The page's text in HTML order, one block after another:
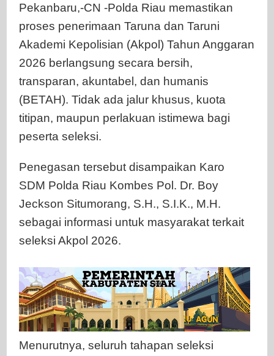
Peserta
Pekanbaru,-CN -Polda Riau memastikan
proses penerimaan Taruna dan Taruni
Akademi Kepolisian (Akpol) Tahun Anggaran
2026 berlangsung secara bersih,
transparan, akuntabel, dan humanis
(BETAH). Tidak ada jalur khusus, kuota
titipan, maupun perlakuan istimewa bagi
peserta seleksi.
Penegasan tersebut disampaikan Karo
SDM Polda Riau Kombes Pol. Dr. Boy
Jeckson Situmorang, S.H., S.I.K., M.H.
sebagai informasi untuk masyarakat terkait
seleksi Akpol 2026.
Menurutnya, seluruh tahapan seleksi